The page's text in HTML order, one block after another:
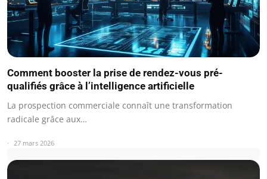
Comment booster la prise de rendez-vous pré-
qualifiés grâce à l’intelligence artificielle
La prospection commerciale connaît une transformation
radicale grâce aux…
27 mars 2026